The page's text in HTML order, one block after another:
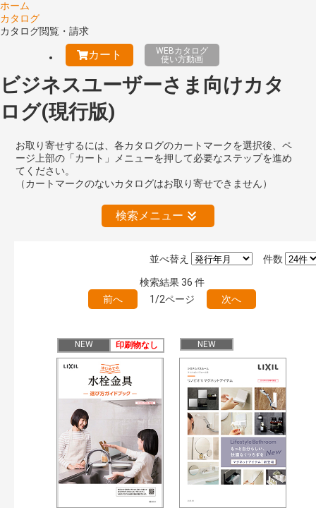
ホーム
カタログ
カタログ閲覧・請求
カート
WEBカタログ
使い方動画
ビジネスユーザーさま向けカタ
ログ(現行版)
お取り寄せするには、各カタログのカートマークを選択後、ペ
ージ上部の「カート」メニューを押して必要なステップを進め
てください。
（カートマークのないカタログはお取り寄せできません）
検索メニュー
旧版（WEBカタログ）
キーワード検索（あいまい）
目次も検索
おすすめハッシュタグ
まずはここから（36）
施工イメージ・アイデア集（29）
リフォームおすすめ（59）
省エネ住宅関連（14）
補助金・優遇制度を知る（5）
カタログ一覧＆使い方（8）
カテゴリー
窓・シャッター（4）
玄関ドア・引戸（7）
インテリア建材（7）
エクステリア（3）
件数
並べ替え
検索結果36 件
前へ
1/2ページ 次へ
NEW 印刷物なし NEW